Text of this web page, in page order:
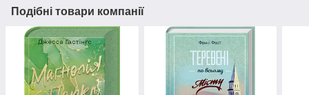
Подібні товари компанії